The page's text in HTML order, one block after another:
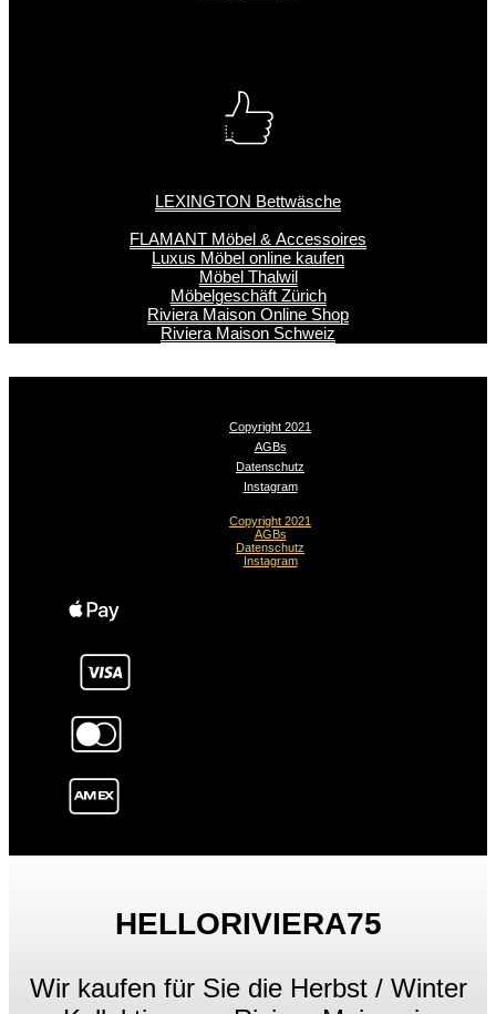
LEXINGTON Bettwäsche
FLAMANT Möbel & Accessoires
Luxus Möbel online kaufen
Möbel Thalwil
Möbelgeschäft Zürich
Riviera Maison Online Shop
Riviera Maison Schweiz
Copyright 2021
AGBs
Datenschutz
Instagram
Copyright 2021
AGBs
Datenschutz
Instagram
HELLORIVIERA75
Wir kaufen für Sie die Herbst / Winter